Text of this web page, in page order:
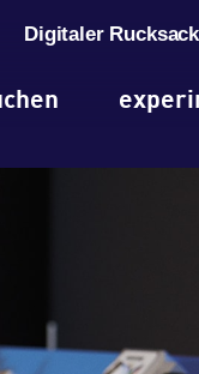
Digitaler Rucksack